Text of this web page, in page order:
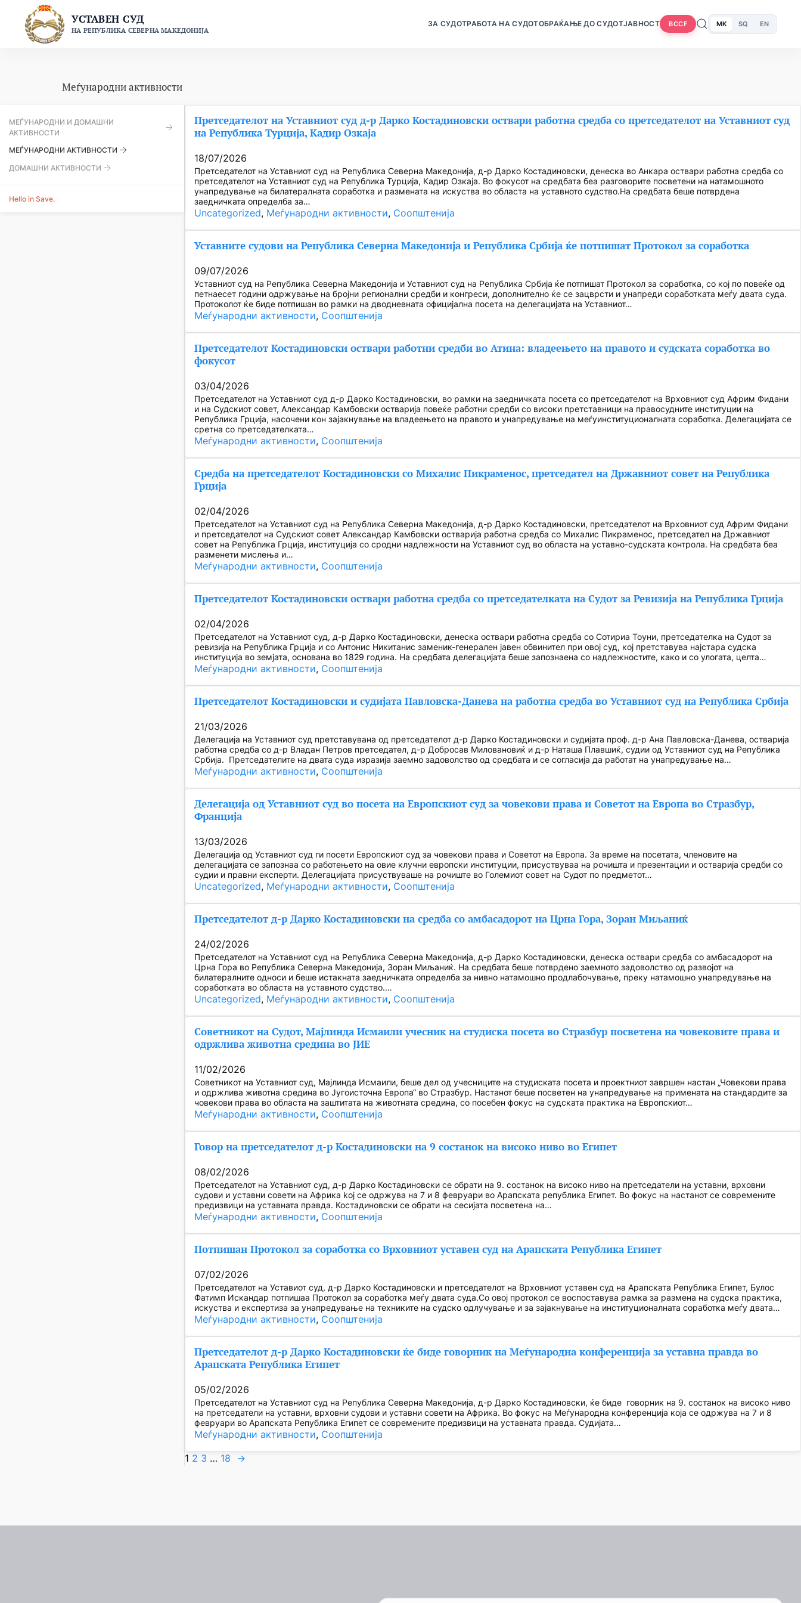
content
УСТАВЕН СУД
НА РЕПУБЛИКА СЕВЕРНА МАКЕДОНИЈА
ЗА СУДОТРАБОТА НА СУДОТОБРАЌАЊЕ ДО СУДОТЈАВНОСТ BCCF MK SQ EN
Меѓународни активности
МЕЃУНАРОДНИ И ДОМАШНИ
АКТИВНОСТИ
МЕЃУНАРОДНИ АКТИВНОСТИ
ДОМАШНИ АКТИВНОСТИ
Hello in Save.
Претседателот на Уставниот суд д-р Дарко Костадиновски оствари работна средба со претседателот на Уставниот суд
на Република Турција, Кадир Озкаја
18/07/2026
Претседателот на Уставниот суд на Република Северна Македонија, д-р Дарко Костадиновски, денеска во Анкара оствари работна средба со
претседателот на Уставниот суд на Република Турција, Кадир Озкаја. Во фокусот на средбата беа разговорите посветени на натамошното
унапредување на билатералната соработка и размената на искуства во областа на уставното судство.На средбата беше потврдена
заедничката определба за…
Uncategorized, Меѓународни активности, Соопштенија
Уставните судови на Република Северна Македонија и Република Србија ќе потпишат Протокол за соработка
09/07/2026
Уставниот суд на Република Северна Македонија и Уставниот суд на Република Србија ќе потпишат Протокол за соработка, со кој по повеќе од
петнаесет години одржување на бројни регионални средби и конгреси, дополнително ќе се зацврсти и унапреди соработката меѓу двата суда.
Протоколот ќе биде потпишан во рамки на дводневната официјална посета на делегацијата на Уставниот…
Меѓународни активности, Соопштенија
Претседателот Костадиновски оствари работни средби во Атина: владеењето на правото и судската соработка во
фокусот
03/04/2026
Претседателот на Уставниот суд д-р Дарко Костадиновски, во рамки на заедничката посета со претседателот на Врховниот суд Африм Фидани
и на Судскиот совет, Александар Камбовски остварија повеќе работни средби со високи претставници на правосудните институции на
Република Грција, насочени кон зајакнување на владеењето на правото и унапредување на меѓуинституционалната соработка. Делегацијата се
сретна со претседателката…
Меѓународни активности, Соопштенија
Средба на претседателот Костадиновски со Михалис Пикраменос, претседател на Државниот совет на Република
Грција
02/04/2026
Претседателот на Уставниот суд на Република Северна Македонија, д-р Дарко Костадиновски, претседателот на Врховниот суд Африм Фидани
и претседателот на Судскиот совет Александар Камбовски остварија работна средба со Михалис Пикраменос, претседател на Државниот
совет на Република Грција, институција со сродни надлежности на Уставниот суд во областа на уставно-судската контрола. На средбата беа
разменети мислења и…
Меѓународни активности, Соопштенија
Претседателот Костадиновски оствари работна средба со претседателката на Судот за Ревизија на Република Грција
02/04/2026
Претседателот на Уставниот суд, д-р Дарко Костадиновски, денеска оствари работна средба со Сотириа Тоуни, претседателка на Судот за
ревизија на Република Грција и со Антонис Никитанис заменик-генерален јавен обвинител при овој суд, кој претставува најстара судска
институција во земјата, основана во 1829 година. На средбата делегацијата беше запознаена со надлежностите, како и со улогата, целта…
Меѓународни активности, Соопштенија
Претседателот Костадиновски и судијата Павловска-Данева на работна средба во Уставниот суд на Република Србија
21/03/2026
Делегација на Уставниот суд претставувана од претседателот д-р Дарко Костадиновски и судијата проф. д-р Ана Павловска-Данева, остварија
работна средба со д-р Владан Петров претседател, д-р Добросав Миловановиќ и д-р Наташа Плавшиќ, судии од Уставниот суд на Република
Србија. Претседателите на двата суда изразија заемно задоволство од средбата и се согласија да работат на унапредување на…
Меѓународни активности, Соопштенија
Делегација од Уставниот суд во посета на Европскиот суд за човекови права и Советот на Европа во Стразбур,
Франција
13/03/2026
Делегација од Уставниот суд ги посети Европскиот суд за човекови права и Советот на Европа. За време на посетата, членовите на
делегацијата се запознаа со работењето на овие клучни европски институции, присуствуваа на рочишта и презентации и остварија средби со
судии и правни експерти. Делегацијата присуствуваше на рочиште во Големиот совет на Судот по предметот…
Uncategorized, Меѓународни активности, Соопштенија
Претседателот д-р Дарко Костадиновски на средба со амбасадорот на Црна Гора, Зоран Миљаниќ
24/02/2026
Претседателот на Уставниот суд на Република Северна Македонија, д-р Дарко Костадиновски, денеска оствари средба со амбасадорот на
Црна Гора во Република Северна Македонија, Зоран Миљаниќ. На средбата беше потврдено заемното задоволство од развојот на
билатералните односи и беше истакната заедничката определба за нивно натамошно продлабочување, преку натамошно унапредување на
соработката во областа на уставното судство.…
Uncategorized, Меѓународни активности, Соопштенија
Советникот на Судот, Мајлинда Исмаили учесник на студиска посета во Стразбур посветена на човековите права и
одржлива животна средина во ЈИЕ
11/02/2026
Советникот на Уставниот суд, Мајлинда Исмаили, беше дел од учесниците на студиската посета и проектниот завршен настан „Човекови права
и одржлива животна средина во Југоисточна Европа“ во Стразбур. Настанот беше посветен на унапредување на примената на стандардите за
човекови права во областа на заштитата на животната средина, со посебен фокус на судската практика на Европскиот…
Меѓународни активности, Соопштенија
Говор на претседателот д-р Костадиновски на 9 состанок на високо ниво во Египет
08/02/2026
Претседателот на Уставниот суд, д-р Дарко Костадиновски се обрати на 9. состанок на високо ниво на претседатели на уставни, врховни
судови и уставни совети на Африка koj се одржува на 7 и 8 февруари во Арапската република Египет. Во фокус на настанот се современите
предизвици на уставната правда. Костадиновски се обрати на сесијата посветена на…
Меѓународни активности, Соопштенија
Потпишан Протокол за соработка со Врховниот уставен суд на Арапската Република Египет
07/02/2026
Претседателот на Уставиот суд, д-р Дарко Костадиновски и претседателот на Врховниот уставен суд на Арапската Република Египет, Булос
Фатимп Искандар потпишаа Протокол за соработка меѓу двата суда.Со овој протокол се воспоставува рамка за размена на судска практика,
искуства и експертиза за унапредување на техниките на судско одлучување и за зајакнување на институционалната соработка меѓу двата…
Меѓународни активности, Соопштенија
Претседателот д-р Дарко Костадиновски ќе биде говорник на Меѓународна конференција за уставна правда во
Арапската Република Египет
05/02/2026
Претседателот на Уставниот суд на Република Северна Македонија, д-р Дарко Костадиновски, ќе биде говорник на 9. состанок на високо ниво
на претседатели на уставни, врховни судови и уставни совети на Африка. Во фокус на Меѓународна конференција која се одржува на 7 и 8
февруари во Арапската Република Египет се современите предизвици на уставната правда. Судијата…
Меѓународни активности, Соопштенија
1 2 3 … 18 →